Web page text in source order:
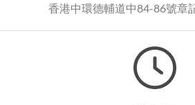
香港中環德輔道中84-86號章